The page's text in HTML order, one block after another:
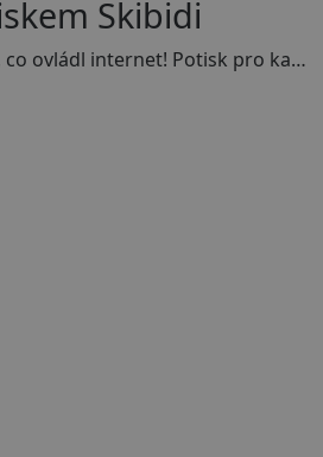
Skibidi
Skibidi - virální meme, co ovládl internet! Potisk pro každého, kdo ví, že skibidi je víc než slovo - je to životní postoj. Vtipný motiv na tričko pro Gen Z a všechny, co drží krok s trendy. Uprav si barvu, velikost motivu nebo přidej vlastní text - stačí kliknout na tlačítko Přizpůsobit si produkt.